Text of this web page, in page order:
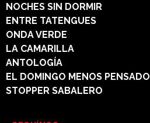
NOCHES SIN DORMIR
ENTRE TATENGUES
ONDA VERDE
LA CAMARILLA
ANTOLOGÍA
EL DOMINGO MENOS PENSADO
STOPPER SABALERO